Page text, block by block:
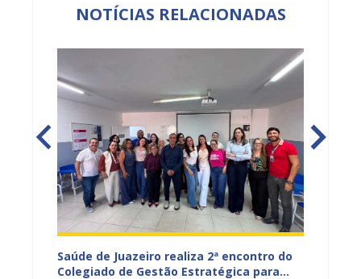
NOTÍCIAS RELACIONADAS
Saúde de Juazeiro realiza 2ª encontro do
Colegiado de Gestão Estratégica para